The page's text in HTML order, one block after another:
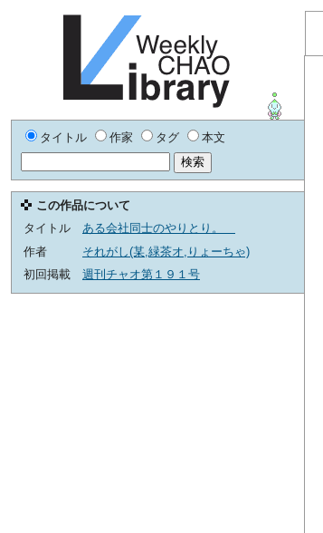
タイトル 作家 タグ 本文
この作品について
タイトル
ある会社同士のやりとり。
作者
それがし(某,緑茶オ,りょーちゃ)
初回掲載
週刊チャオ第１９１号